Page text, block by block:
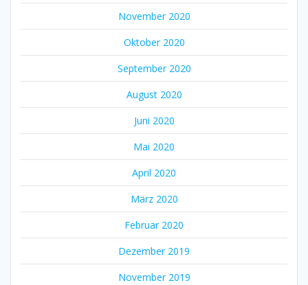
November 2020
Oktober 2020
September 2020
August 2020
Juni 2020
Mai 2020
April 2020
März 2020
Februar 2020
Dezember 2019
November 2019